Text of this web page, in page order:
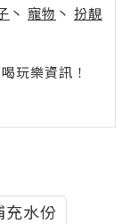
丶 寵物 丶 扮靚
玩樂資訊！
充水份